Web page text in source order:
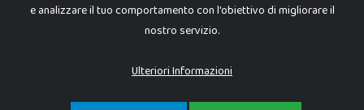
Dadi e Mattoncini è un brand di Giocabene Srl. Ogni riproduzione o utilizzo non
I prezzi e le promozioni pubblicate potrebbero differire da quanto esposto in
P.IVA 02608090425 - REA AN201199 - C.S. 10.000 i.v.
e analizzare il tuo comportamento con l'obiettivo di migliorare il
nostro servizio.
Ulteriori Informazioni